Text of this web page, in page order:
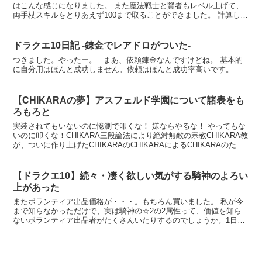
はこんな感じになりました。 また魔法戦士と賢者もレベル上げて、
両手杖スキルをとりあえず100まで取ることができました。 計算した
ドラクエ10日記 -錬金でレアドロがついた-
つきました。やったー。 まあ、依頼錬金なんですけどね。 基本的
に自分用はほんと成功しません。依頼はほんと成功率高いです。
【CHIKARAの夢】アスフェルド学園について諸表をも
ろもろと
実装されてもいないのに憶測で叩くな！ 嫌ならやるな！ やってもな
いのに叩くな！CHIKARA三段論法により絶対無敵の宗教CHIKARA教
が、ついに作り上げたCHIKARAのCHIKARAによるCHIKARAのため
【ドラクエ10】続々・凄く欲しい気がする騎神のよろい
上があった
またボランティア出品価格が・・・。もちろん買いました。 私が今
まで知らなかっただけで、実は騎神の☆2の2属性って、価値を知ら
ないボランティア出品者がたくさんいたりするのでしょうか。1日で